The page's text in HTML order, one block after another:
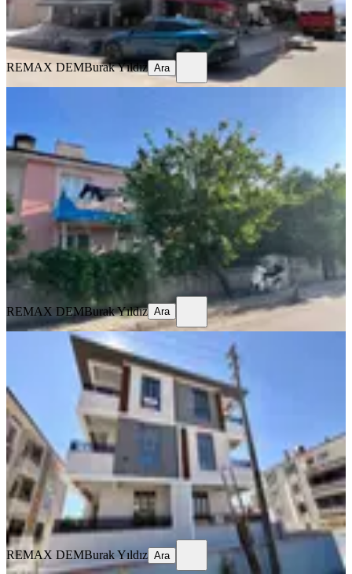
REMAX DEMBurak Yıldız
Ara
REMAX DEMBurak Yıldız Ara
Eşyalı Kiralık 2+1 Daire
Merkez, Kazım Karabekir Mahallesi
2+1·100 m² ·1. Kat ·25.07.2026
12.750 ₺
REMAX DEM Burak Yıldız
Ara
REMAX DEMBurak Yıldız Ara
SIFIR BİNA
Remax Dem'den Kazim Karabekir
Mah. 2+1 Ara Kat Fırsat Daire
Merkez, Kazım Karabekir Mahallesi
2+1
100 m²·2. Kat·23.07.2026
21.000 ₺
REMAX DEMBurak Yıldız
Ara
REMAX DEMBurak Yıldız Ara